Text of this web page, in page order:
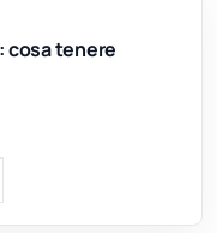
cosa tenere